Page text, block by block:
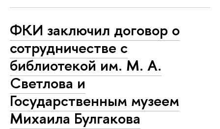
ФКИ заключил договор о
сотрудничестве с
библиотекой им. М. А.
Светлова и
Государственным музеем
Михаила Булгакова